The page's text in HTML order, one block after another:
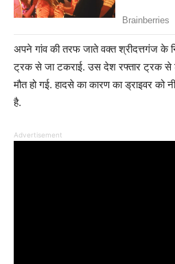
अपने गांव की तरफ जाते वक्त श्रीदत्तगंज के
ट्रक से जा टकराई. उस देश रफ्तार ट्रक से
मौत हो गई. हादसे का कारण का ड्राइवर को
है.
Advertisement